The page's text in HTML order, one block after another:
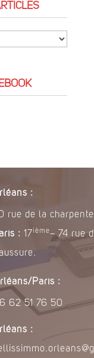
:
rue de la
: 17 ième– 74 rue
Paris :
62 51 76 50
: